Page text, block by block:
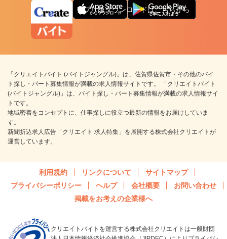
アプリ版ダウンロードはこちらから
「クリエイトバイト (バイトジャングル)」は、佐賀県佐賀市・その他のバイ
ト探し・パート募集情報が満載の求人情報サイトです。 「クリエイトバイト
(バイトジャングル)」は、バイト探し・パート募集情報が満載の求人情報サイ
トです。
地域密着をコンセプトに、仕事探しに役立つ最新の情報をお届けしていま
す。
新聞折込求人広告「クリエイト 求人特集」を展開する株式会社クリエイトが
運営しています。
利用規約 リンクについて
サイトマップ
プライバシーポリシー
ヘルプ 会社概要
お問い合わせ
掲載をお考えの企業様へ
クリエイトバイトを運営する株式会社クリエイトは一般財団